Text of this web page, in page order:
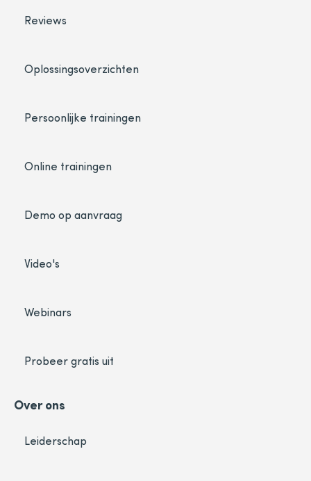
Reviews
Oplossingsoverzichten
Persoonlijke trainingen
Online trainingen
Demo op aanvraag
Video's
Webinars
Probeer gratis uit
Over ons
Leiderschap